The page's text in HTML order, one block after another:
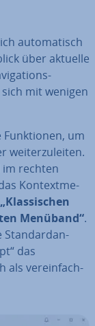
au­to­ma­tisch
über aktuelle
mit wenigen
Funk­tio­nen, um
wei­ter­zu­lei­ten.
im rechten
Kon­text­me­
Menüband“.
Stan­dardan­
das
als ver­ein­fach­